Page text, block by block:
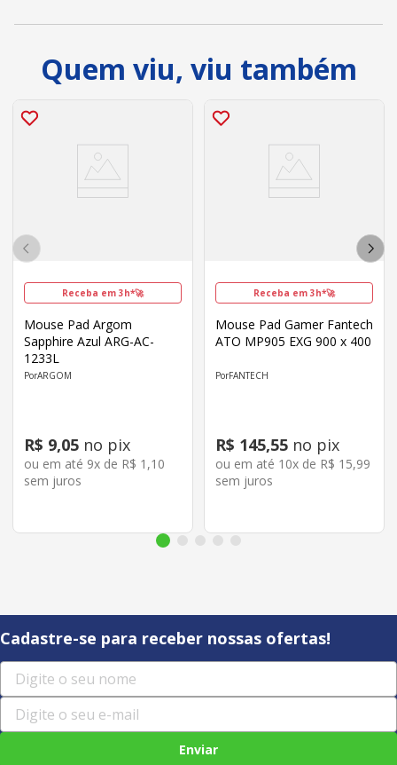
Quem viu, viu também
Receba em 3h*🚀
Mouse Pad Argom
Sapphire Azul ARG-AC-
1233L
ARGOM
R$ 9,05 no pix
ou em até 9x de R$ 1 ,10
sem juros
Receba em 3h*🚀
Mouse Pad Gamer Fantech
ATO MP905 EXG 900 x 400
FANTECH
R$ 145,55 no pix
ou em até 10x de R$ 15,99
sem juros
Cadastre-se para receber nossas ofertas!
Enviar